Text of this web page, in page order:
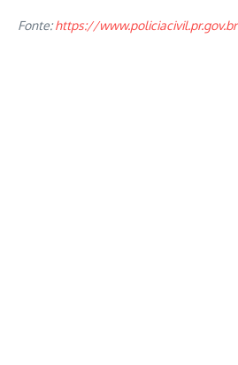
Fonte:https://www.policiacivil.pr.gov.br